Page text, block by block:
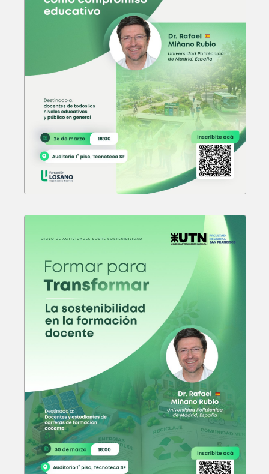
Posgrado: Especialización en
Curso: Diplomatura en
Bioarquitectura
ABIERTO
Posgrado: Especialización en
Ingeniería Gerencial